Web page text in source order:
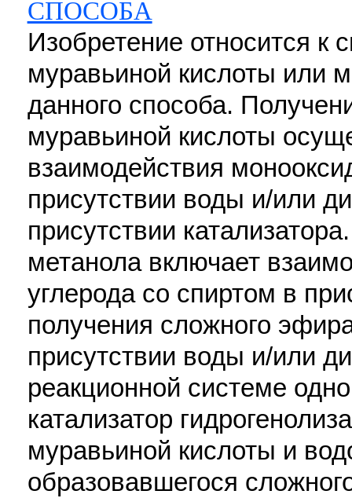
СПОСОБА
Изобретение относится к
муравьиной кислоты или
данного способа.
муравьиной кислоты
взаимодействия
присутствии воды и/или
присутствии
метанола включает
углерода со спиртом в
получения сложного
присутствии воды и/или
реакционной системе
катализатор
муравьиной кислоты и
образовавшегося